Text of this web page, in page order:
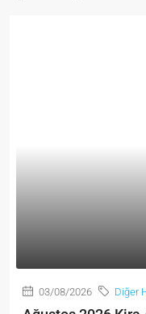
03/08/2026 Diğer